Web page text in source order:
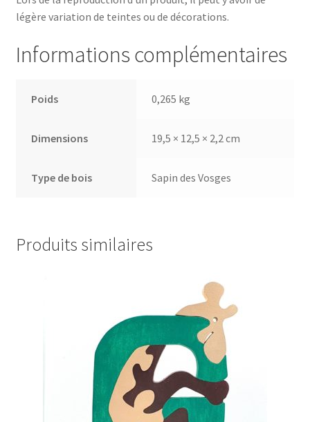
légère variation de teintes ou de décorations.
Informations complémentaires
Poids 0,265 kg
Dimensions 19,5 × 12,5 × 2,2 cm
Type de bois Sapin des Vosges
Produits similaires